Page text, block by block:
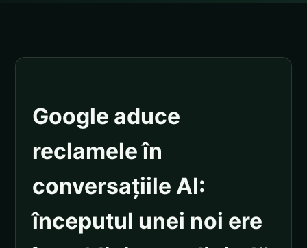
Google aduce
reclamele în
conversațiile AI:
începutul unei noi ere